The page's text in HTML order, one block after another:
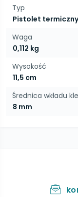
Typ
Pistolet termiczny
Waga
0,112 kg
Wysokość
11,5 cm
Średnica wkładu
8 mm